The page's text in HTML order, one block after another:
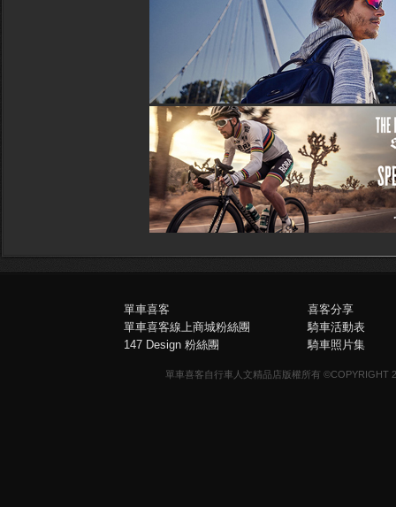
單車喜客
單車喜客線上商城粉絲團
147 Design 粉絲團
喜客分享
騎車活動表
騎車照片集
單車喜客自行車人文精品店版權所有